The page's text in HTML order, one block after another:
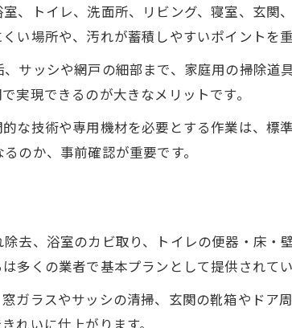
、トイレ、洗面所、リビング、寝室、玄関
い場所や、汚れが蓄積しやすいポイントを
サッシや網戸の細部まで、家庭用の掃除道
実現できるのが大きなメリットです。
な技術や専用機材を必要とする作業は、標
のか、事前確認が重要です。
去、浴室のカビ取り、トイレの便器・床・
多くの業者で基本プランとして提供されて
ガラスやサッシの清掃、玄関の靴箱やドア
れいに仕上がります。